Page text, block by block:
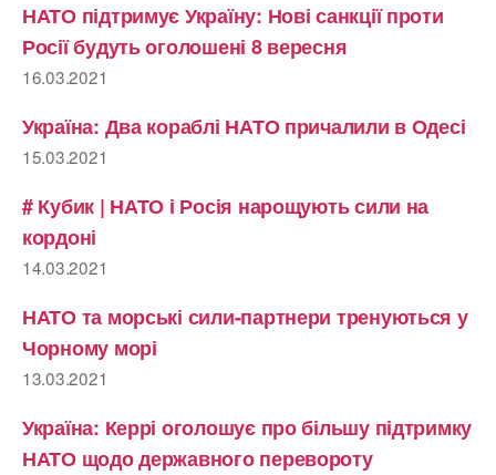
НАТО підтримує Україну: Нові санкції проти
Росії будуть оголошені 8 вересня
16.03.2021
Україна: Два кораблі НАТО причалили в Одесі
15.03.2021
# Кубик | НАТО і Росія нарощують сили на
кордоні
14.03.2021
НАТО та морські сили-партнери тренуються у
Чорному морі
13.03.2021
Україна: Керрі оголошує про більшу підтримку
НАТО щодо державного перевороту